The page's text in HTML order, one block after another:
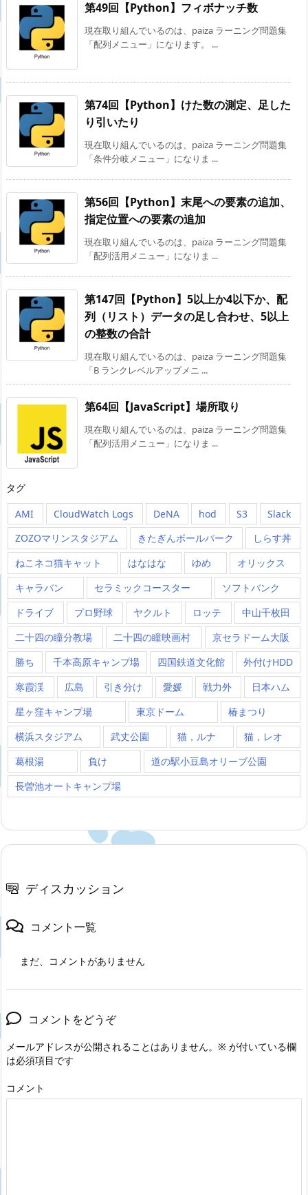
第49回【Python】フィボナッチ数
現在取り組んでいるのは、paiza ラーニング問題集
「配列メニュー」になります。 ...
第74回【Python】けた数の測定、足した
り引いたり
現在取り組んでいるのは、paiza ラーニング問題集
「条件分岐メニュー」になりま ...
第56回【Python】末尾への要素の追加、
指定位置への要素の追加
現在取り組んでいるのは、paiza ラーニング問題集
「配列活用メニュー」になりま ...
第147回【Python】5以上か4以下か、配
列（リスト）データの足し合わせ、5以上
の整数の合計
現在取り組んでいるのは、paiza ラーニング問題集
「B ランクレベルアップメニ ...
第64回【JavaScript】場所取り
現在取り組んでいるのは、paiza ラーニング問題集
「配列活用メニュー」になりま ...
タグ
AMI
CloudWatch Logs DeNA hod S3
Slack
ZOZOマリンスタジアム
きたぎんボールパーク
しらす丼
ねこネコ猫キャット
はなはな ゆめ
オリックス
キャラバン
セラミックコースター
ソフトバンク
ドライブ
プロ野球 ヤクルト ロッテ
中山千枚田
二十四の瞳分教場
二十四の瞳映画村
京セラドーム大阪
勝ち
千本高原キャンプ場 四国鉄道文化館
外付けHDD
寒霞渓
広島 引き分け 愛媛 戦力外
日本ハム
星ヶ窪キャンプ場
東京ドーム
椿まつり
横浜スタジアム
武丈公園 猫，ルナ
猫，レオ
葛根湯
負け
道の駅小豆島オリーブ公園
長曽池オートキャンプ場
ディスカッション
コメント一覧
まだ、コメントがありません
コメントをどうぞ
メールアドレスが公開されることはありません。 ※ が付いている欄
は必須項目です
コメント